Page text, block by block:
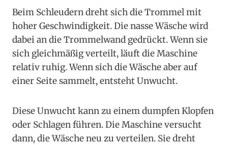
Beim Schleudern dreht sich die Trommel mit
hoher Geschwindigkeit. Die nasse Wäsche wird
dabei an die Trommelwand gedrückt. Wenn sie
sich gleichmäßig verteilt, läuft die Maschine
relativ ruhig. Wenn sich die Wäsche aber auf
einer Seite sammelt, entsteht Unwucht.
Diese Unwucht kann zu einem dumpfen Klopfen
oder Schlagen führen. Die Maschine versucht
dann, die Wäsche neu zu verteilen. Sie dreht